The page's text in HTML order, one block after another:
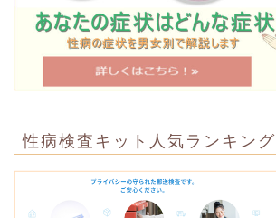
性病検査キット人気ランキング